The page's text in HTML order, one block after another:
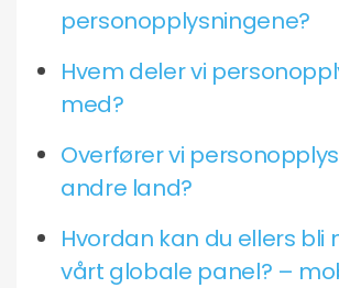
personopplysningene?
Hvem deler vi
med?
Overfører vi
andre land?
Hvordan kan du ellers bli
vårt globale panel? –